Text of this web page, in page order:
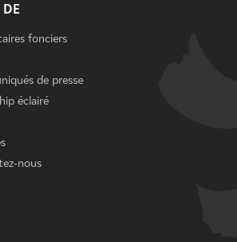
fonciers
de presse
éclairé
nous